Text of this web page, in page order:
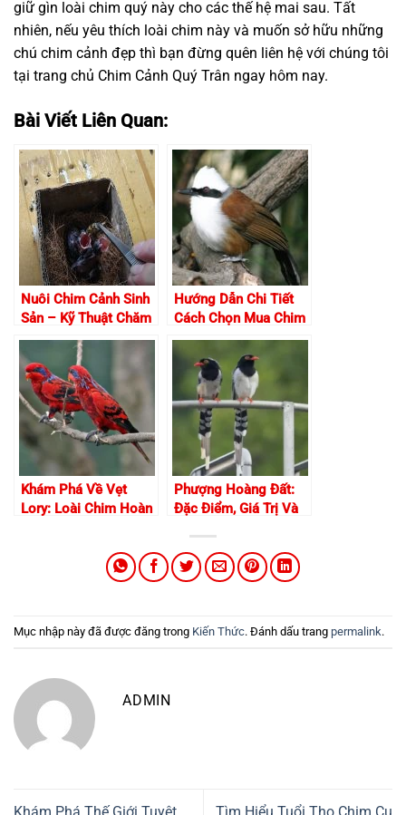
giữ gìn loài chim quý này cho các thế hệ mai sau. Tất
nhiên, nếu yêu thích loài chim này và muốn sở hữu những
chú chim cảnh đẹp thì bạn đừng quên liên hệ với chúng tôi
tại trang chủ Chim Cảnh Quý Trân ngay hôm nay.
Bài Viết Liên Quan:
Nuôi Chim Cảnh Sinh
Sản – Kỹ Thuật Chăm
Sóc Đúng Cách
Hướng Dẫn Chi Tiết
Cách Chọn Mua Chim
Khướu
Khám Phá Về Vẹt
Lory: Loài Chim Hoàn
Phượng Hoàng Đất:
Đặc Điểm, Giá Trị Và
Tươi Sáng
Mục nhập này đã được đăng trong Kiến Thức. Đánh dấu trang permalink.
ADMIN
Khám Phá Thế Giới Tuyệt Tìm Hiểu Tuổi Thọ Chim Cu